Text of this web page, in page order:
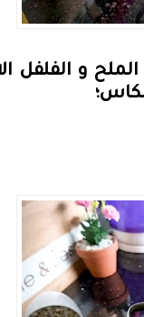
و الفلفل